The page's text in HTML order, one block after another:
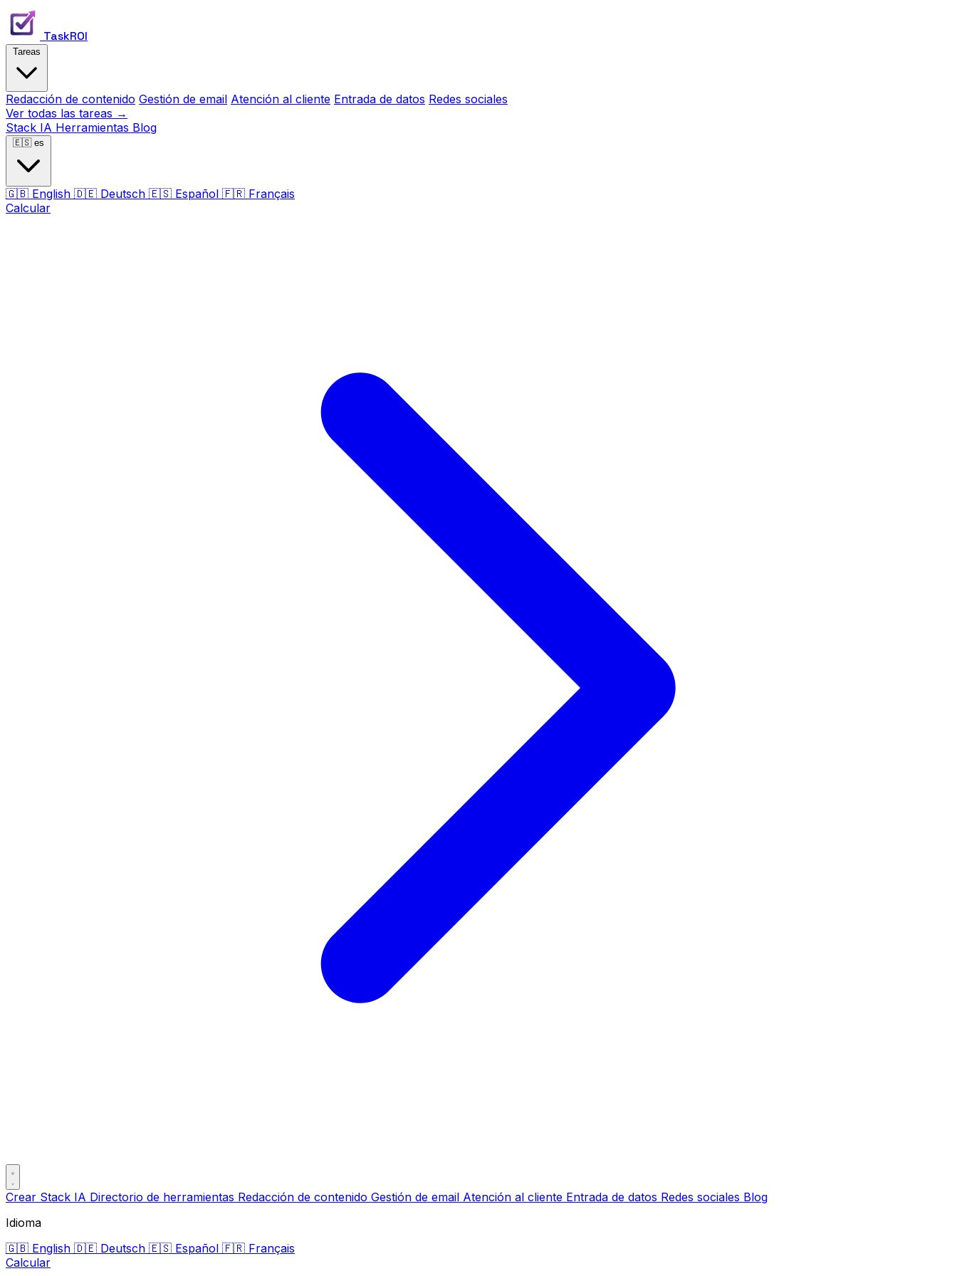
TaskROI
Redacción de contenido Gestión de email Atención al cliente Entrada de datos Redes sociales
Ver todas las tareas →
Stack IA Herramientas Blog
🇪🇸 es
🇬🇧 English 🇩🇪 Deutsch 🇪🇸 Español 🇫🇷 Français
Calcular
Crear Stack IA Directorio de herramientas Redacción de contenido Gestión de email Atención al cliente Entrada de datos Redes sociales Blog
Idioma
🇬🇧 English 🇩🇪 Deutsch 🇪🇸 Español 🇫🇷 Français
Calcular